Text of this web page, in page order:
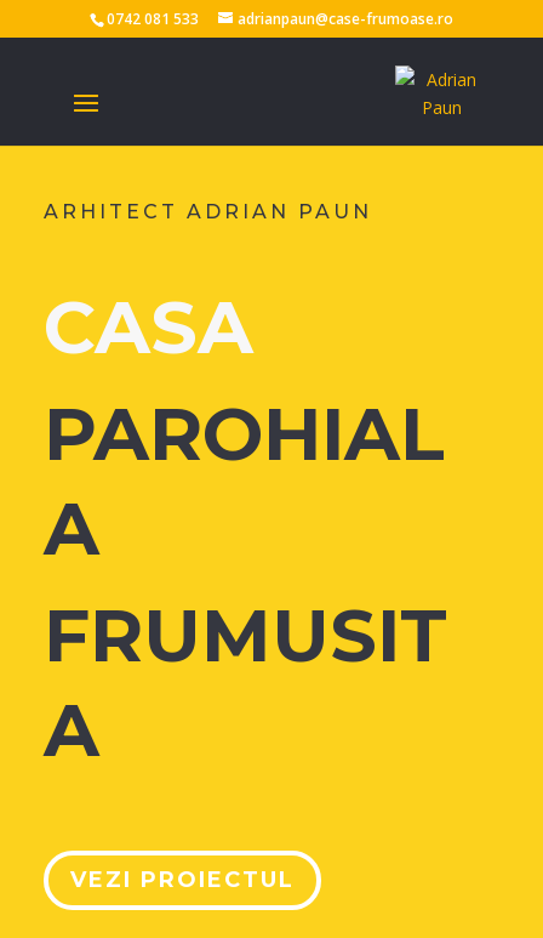
0742 081 533 adrianpaun@case-frumoase.ro
ARHITECT ADRIAN PAUN
CASA
PAROHIAL
A
FRUMUSIT
A
VEZI PROIECTUL